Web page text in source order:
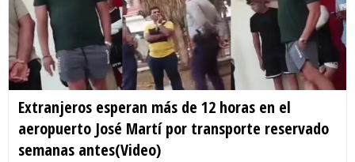
Extranjeros esperan más de 12 horas en el
aeropuerto José Martí por transporte reservado
semanas antes(Video)